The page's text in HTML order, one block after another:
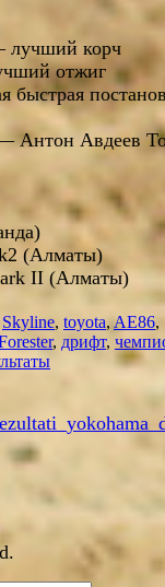
лучший корч
отжиг
Антон Авдеев
(Алматы)
II (Алматы)
Skyline, toyota,AE86,
, дрифт,